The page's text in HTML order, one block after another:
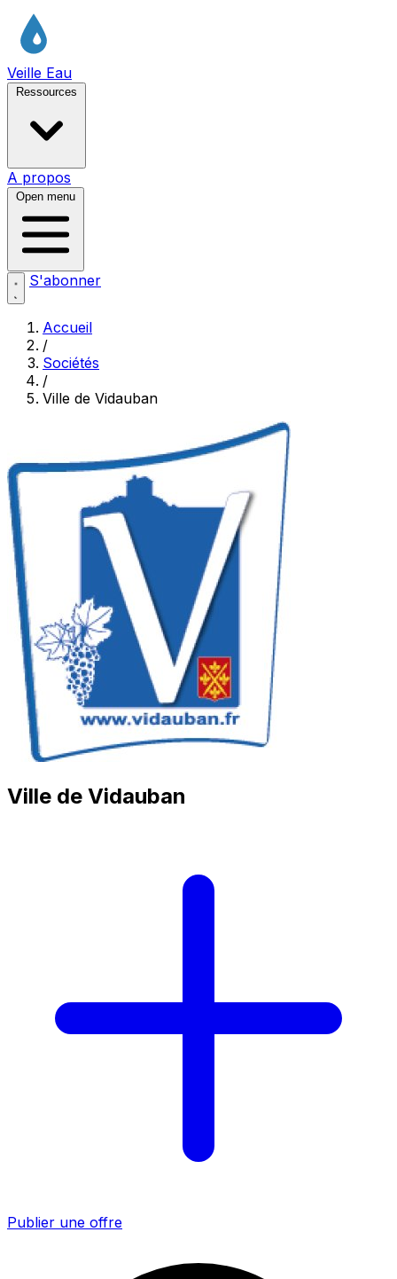
Veille Eau
Ressources
A propos
Open menu
S'abonner
Accueil
/
Sociétés
/
Ville de Vidauban
Ville de Vidauban
Publier une offre